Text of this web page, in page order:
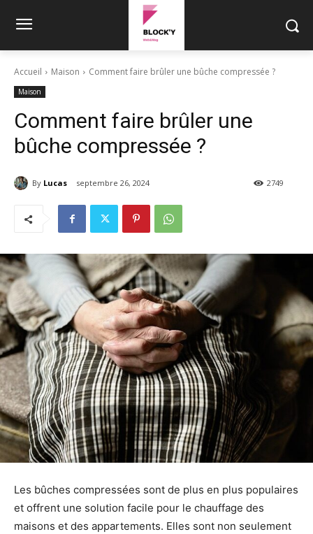
Accueil Maison Comment faire brûler une bûche compressée ?
Maison
Comment faire brûler une
bûche compressée ?
By Lucas septembre 26, 2024 2749
Les bûches compressées sont de plus en plus populaires
et offrent une solution facile pour le chauffage des
maisons et des appartements. Elles sont non seulement